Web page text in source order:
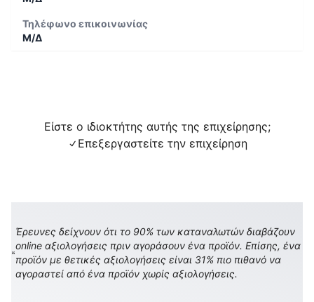
Τηλέφωνο επικοινωνίας
Μ/Δ
Είστε ο ιδιοκτήτης αυτής της επιχείρησης;
Επεξεργαστείτε την επιχείρηση
Έρευνες δείχνουν ότι το 90% των καταναλωτών διαβάζουν
online αξιολογήσεις πριν αγοράσουν ένα προϊόν. Επίσης, ένα
προϊόν με θετικές αξιολογήσεις είναι 31% πιο πιθανό να
αγοραστεί από ένα προϊόν χωρίς αξιολογήσεις.